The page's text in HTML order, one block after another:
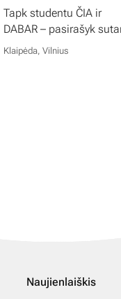
Tapk studentu ČIA ir
DABAR – pasirašyk
Klaipėda, Vilnius
Naujienlaiškis